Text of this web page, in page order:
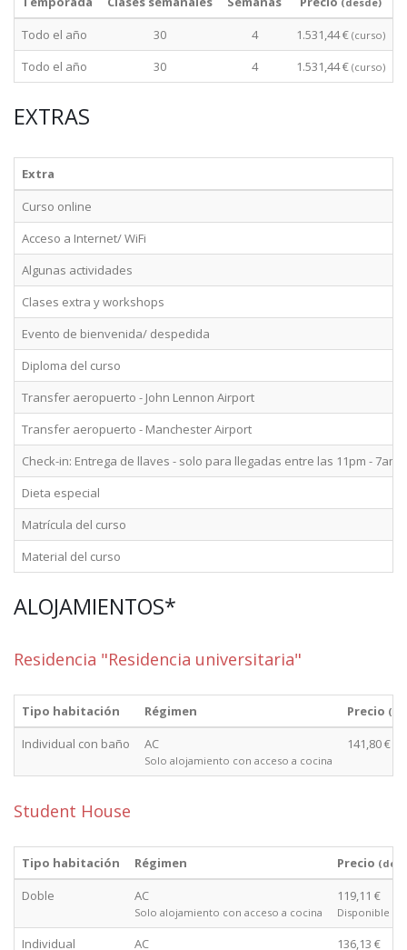
Todo el año 30 4 1.531,44 € (curso)
Todo el año 30 4 1.531,44 € (curso)
EXTRAS
Extra
Curso online
Acceso a Internet/ WiFi
Algunas actividades
Clases extra y workshops
Evento de bienvenida/ despedida
Diploma del curso
Transfer aeropuerto - John Lennon Airport
Transfer aeropuerto - Manchester Airport
Check-in: Entrega de llaves - solo para llegadas entre las 11pm - 7am,
Dieta especial
Matrícula del curso
Material del curso
ALOJAMIENTOS*
Residencia "Residencia universitaria"
Tipo habitación Régimen Precio
Individual con baño AC
Solo alojamiento con acceso a cocina
141,80 €
Student House
Tipo habitación Régimen Precio
Doble AC
Solo alojamiento con acceso a cocina
119,11 €
Disponible
Individual AC 136,13 €